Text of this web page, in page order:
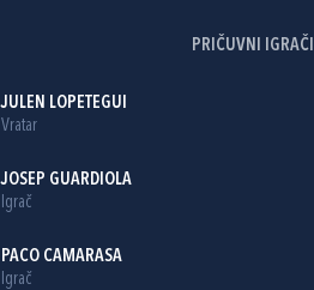
PRIČUVNI IGRAČI
JULEN LOPETEGUI
Vratar
JOSEP GUARDIOLA
Igrač
PACO CAMARASA
Igrač